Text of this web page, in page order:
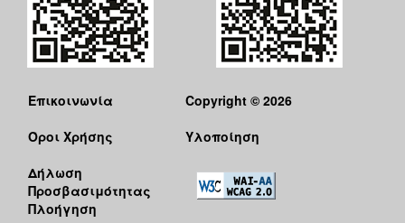
Επικοινωνία
Όροι Χρήσης
Δήλωση
Προσβασιμότητας
Πλοήγηση
Copyright © 2026
Υλοποίηση